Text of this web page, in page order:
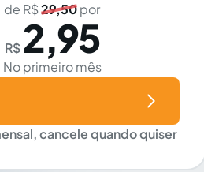
de R$29,50por
R$ 2,95
No primeiro mês
cancele quando quiser